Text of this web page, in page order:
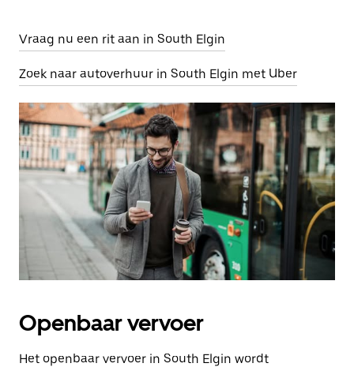
Vraag nu een rit aan in South Elgin
Zoek naar autoverhuur in South Elgin met Uber
Openbaar vervoer
Het openbaar vervoer in South Elgin wordt